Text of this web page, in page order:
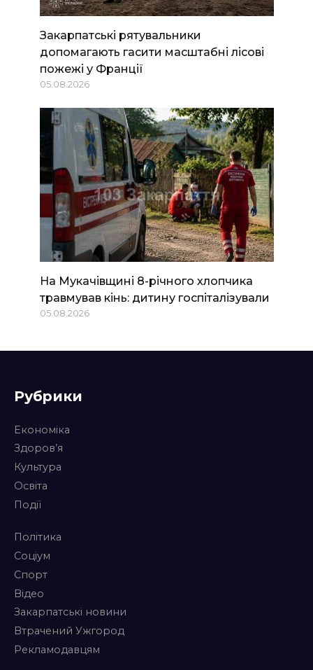
Закарпатські рятувальники
допомагають гасити масштабні лісові
пожежі у Франції
05.08.2026
На Мукачівщині 8-річного хлопчика
травмував кінь: дитину госпіталізували
05.08.2026
Рубрики
Економіка
Здоров’я
Культура
Освіта
Події
Політика
Соціум
Спорт
Відео
Закарпатські новини
Втрачений Ужгород
Рекламодавцям